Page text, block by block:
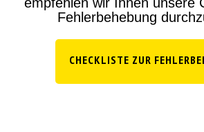
Fehlerbehebung
CHECKLISTE ZUR